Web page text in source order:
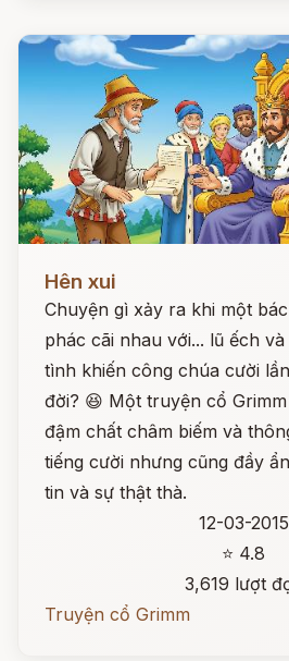
Hên xui
Chuyện gì xảy ra khi một
phác cãi nhau với... lũ ếch
tình khiến công chúa cười
đời? 😆 Một truyện cổ
đậm chất châm biếm và
tiếng cười nhưng cũng đầy
tin và sự thật thà.
12-03-2015
⭐ 4.8
3,619 lượt
Truyện cổ Grimm